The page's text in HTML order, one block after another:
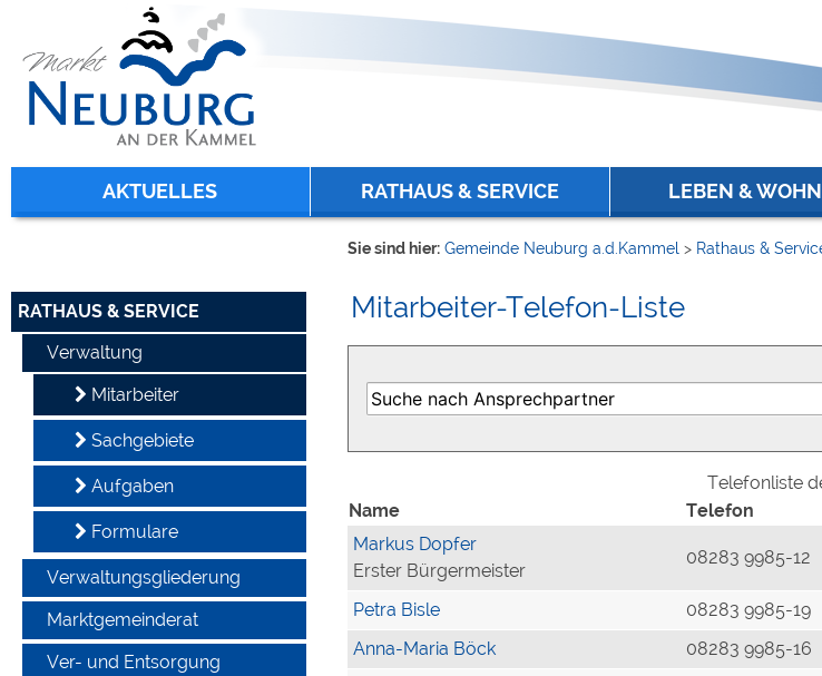
zur Navigation oder zur Startseitespringen.
AKTUELLES RATHAUS & SERVICE LEBEN &
RATHAUS & SERVICE
Verwaltung
Mitarbeiter
Sachgebiete
Aufgaben
Formulare
Verwaltungsgliederung
Marktgemeinderat
Ver- und Entsorgung
Sie sind hier: Gemeinde Neuburg a.d.Kammel > Rathaus &
Mitarbeiter-Telefon-Liste
Telefonliste
Name
Telefon
Markus Dopfer
Erster Bürgermeister
08283 9985-12
Petra Bisle 08283 9985-19
Anna-Maria Böck
08283 9985-16